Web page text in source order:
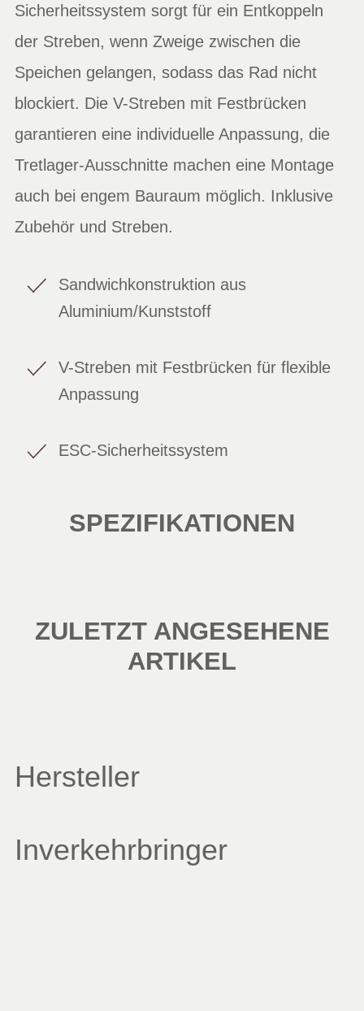
Sicherheitssystem sorgt für ein Entkoppeln
der Streben, wenn Zweige zwischen die
Speichen gelangen, sodass das Rad nicht
blockiert. Die V-Streben mit Festbrücken
garantieren eine individuelle Anpassung, die
Tretlager-Ausschnitte machen eine Montage
auch bei engem Bauraum möglich. Inklusive
Zubehör und Streben.
Sandwichkonstruktion aus
Aluminium/Kunststoff
V-Streben mit Festbrücken für flexible
Anpassung
ESC-Sicherheitssystem
SPEZIFIKATIONEN
ZULETZT ANGESEHENE
ARTIKEL
Hersteller
Inverkehrbringer